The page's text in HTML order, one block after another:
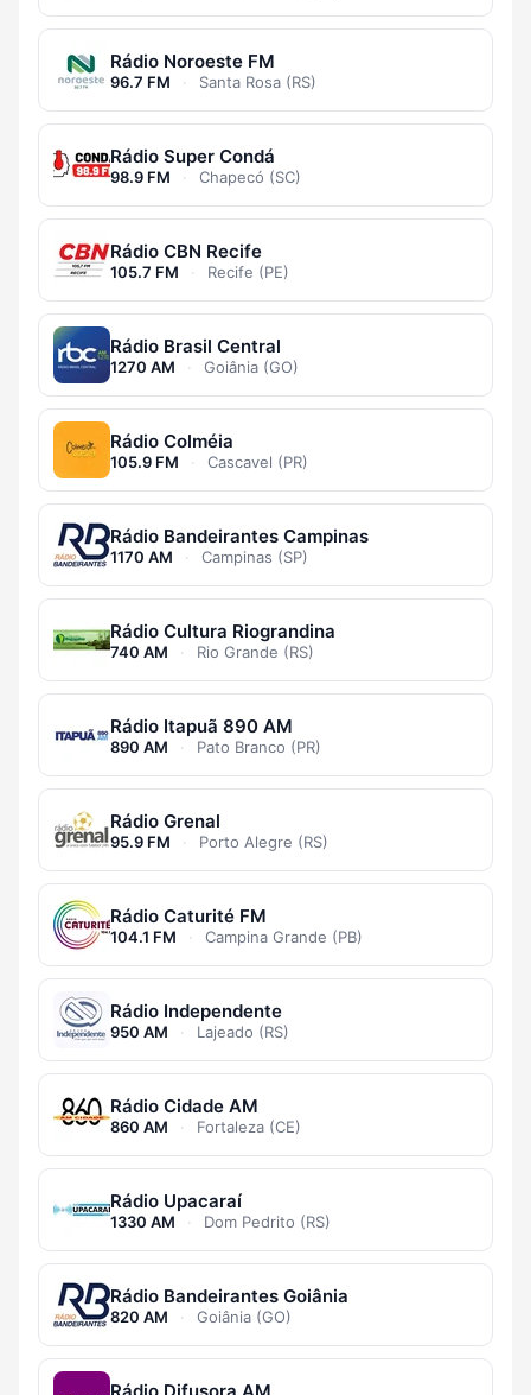
Rádio Noroeste FM
96.7 FM · Santa Rosa (RS)
Rádio Super Condá
98.9 FM · Chapecó (SC)
Rádio CBN Recife
105.7 FM · Recife (PE)
Rádio Brasil Central
1270 AM · Goiânia (GO)
Rádio Colméia
105.9 FM · Cascavel (PR)
Rádio Bandeirantes Campinas
1170 AM · Campinas (SP)
Rádio Cultura Riograndina
740 AM · Rio Grande (RS)
Rádio Itapuã 890 AM
890 AM · Pato Branco (PR)
Rádio Grenal
95.9 FM · Porto Alegre (RS)
Rádio Caturité FM
104.1 FM · Campina Grande (PB)
Rádio Independente
950 AM · Lajeado (RS)
Rádio Cidade AM
860 AM · Fortaleza (CE)
Rádio Upacaraí
1330 AM · Dom Pedrito (RS)
Rádio Bandeirantes Goiânia
820 AM · Goiânia (GO)
Rádio Difusora AM